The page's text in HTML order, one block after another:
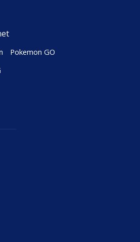
Pokemon GO